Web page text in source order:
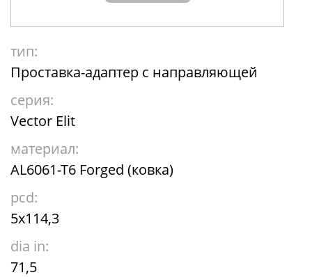
тип:
Проставка-адаптер с направляющей
серия:
Vector Elit
материал:
AL6061-T6 Forged (ковка)
pcd:
5x114,3
dia in:
71,5